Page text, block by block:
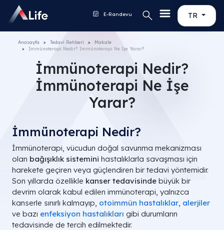
TR
E-Randevu
Anasayfa Tedavi Rehberi
Makale
İmmünoterapi Nedir? İmmünoterapi Ne İşe Yarar?
İmmünoterapi Nedir?
İmmünoterapi Ne İşe
Yarar?
İmmünoterapi Nedir?
İmmünoterapi, vücudun doğal savunma mekanizması
olan bağışıklık sistemini hastalıklarla savaşması için
harekete geçiren veya güçlendiren bir tedavi yöntemidir.
Son yıllarda özellikle kanser tedavisinde büyük bir
devrim olarak kabul edilen immünoterapi, yalnızca
kanserle sınırlı kalmayıp, otoimmün hastalıklar, alerjiler
ve bazı enfeksiyon hastalıkları gibi durumların
tedavisinde de tercih edilmektedir.